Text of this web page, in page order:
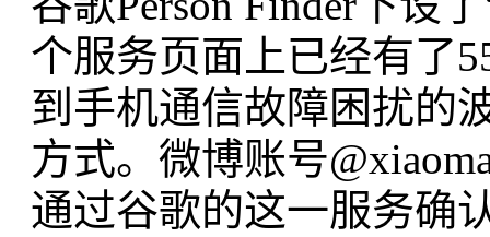
个服务页面上已经有了
到手机通信故障困扰的
方式。微博账号
通过谷歌的这一服务确